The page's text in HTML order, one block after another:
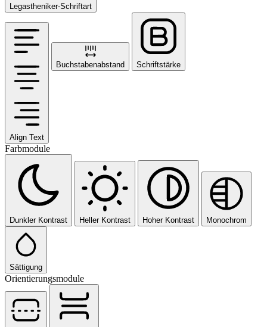
Legastheniker-Schriftart
Align Text
Buchstabenabstand Schriftstärke
Farbmodule
Dunkler Kontrast Heller Kontrast Hoher Kontrast Monochrom
Sättigung
Orientierungsmodule